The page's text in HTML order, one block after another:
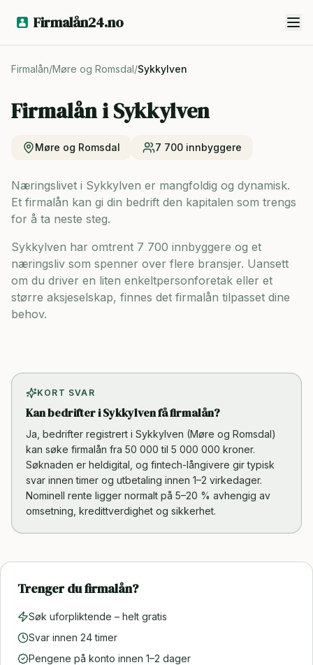
Firmalån24.no
Firmalån/Møre og Romsdal/Sykkylven
Firmalån iSykkylven
Møre og Romsdal 7 700 innbyggere
Næringslivet i Sykkylven er mangfoldig og dynamisk.
Et firmalån kan gi din bedrift den kapitalen som trengs
for å ta neste steg.
Sykkylven har omtrent 7 700 innbyggere og et
næringsliv som spenner over flere bransjer. Uansett
om du driver en liten enkeltpersonforetak eller et
større aksjeselskap, finnes det firmalån tilpasset dine
behov.
KORT SVAR
Kan bedrifter i Sykkylven få firmalån?
Ja, bedrifter registrert i Sykkylven (Møre og Romsdal)
kan søke firmalån fra 50 000 til 5 000 000 kroner.
Søknaden er heldigital, og fintech-långivere gir typisk
svar innen timer og utbetaling innen 1–2 virkedager.
Nominell rente ligger normalt på 5–20 % avhengig av
omsetning, kredittverdighet og sikkerhet.
Trenger du firmalån?
Søk uforpliktende – helt gratis
Svar innen 24 timer
Pengene på konto innen 1–2 dager